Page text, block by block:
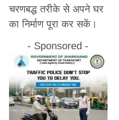
चरणबद्ध तरीके से अपने घर
का निर्माण पूरा कर सकें।
- Sponsored -